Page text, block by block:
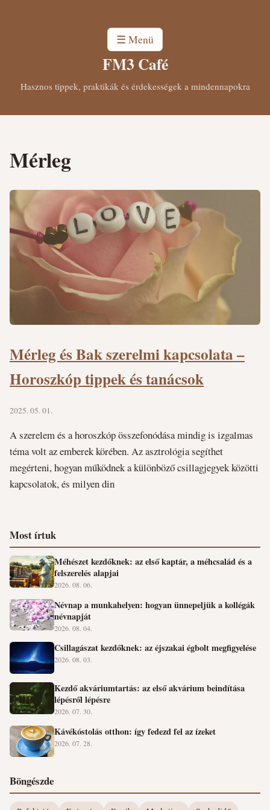
☰ Menü
FM3 Café
Hasznos tippek, praktikák és érdekességek a mindennapokra
Mérleg
Mérleg és Bak szerelmi kapcsolata –
Horoszkóp tippek és tanácsok
2025. 05. 01.
A szerelem és a horoszkóp összefonódása mindig is izgalmas
téma volt az emberek körében. Az asztrológia segíthet
megérteni, hogyan működnek a különböző csillagjegyek közötti
kapcsolatok, és milyen din
Most írtuk
Méhészet kezdőknek: az első kaptár, a méhcsalád és a
felszerelés alapjai
2026. 08. 06.
Névnap a munkahelyen: hogyan ünnepeljük a kollégák
névnapját
2026. 08. 04.
Csillagászat kezdőknek: az éjszakai égbolt megfigyelése
2026. 08. 03.
Kezdő akváriumtartás: az első akvárium beindítása
lépésről lépésre
2026. 07. 30.
Kávékóstolás otthon: így fedezd fel az ízeket
2026. 07. 28.
Böngészde